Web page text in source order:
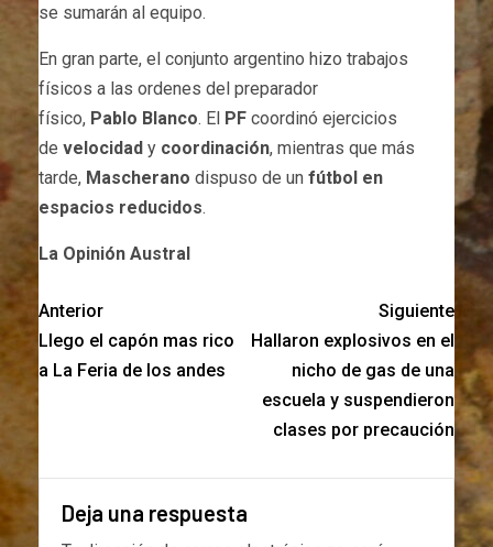
se sumarán al equipo.
En gran parte, el conjunto argentino hizo trabajos
físicos a las ordenes del preparador
físico, Pablo Blanco. El PF coordinó ejercicios
de velocidad y coordinación, mientras que más
tarde, Mascherano dispuso de un fútbol en
espacios reducidos.
La Opinión Austral
Anterior
Llego el capón mas rico
a La Feria de los andes
Siguiente
Hallaron explosivos en el
nicho de gas de una
escuela y suspendieron
clases por precaución
Deja una respuesta